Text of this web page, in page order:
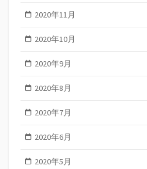
2020年11月
2020年10月
2020年9月
2020年8月
2020年7月
2020年6月
2020年5月